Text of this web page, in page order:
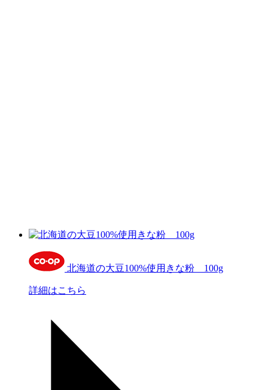
北海道の大豆100%使用きな粉 100g
詳細はこちら